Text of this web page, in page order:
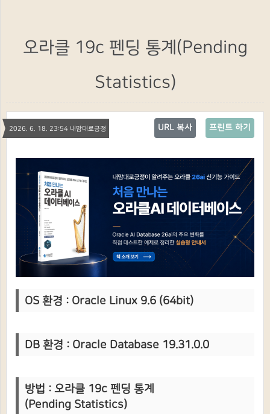
오라클 19c 펜딩 통계(Pending
Statistics)
2026. 6. 18. 23:54 내맘대로긍정 프린트 하기
URL 복사
OS 환경 : Oracle Linux 9.6 (64bit)
DB 환경 : Oracle Database 19.31.0.0
방법 : 오라클 19c 펜딩 통계
(Pending Statistics)